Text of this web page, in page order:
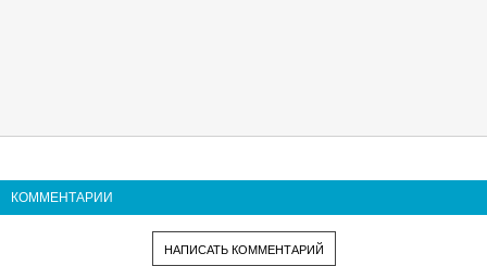
КОММЕНТАРИИ
НАПИСАТЬ КОММЕНТАРИЙ